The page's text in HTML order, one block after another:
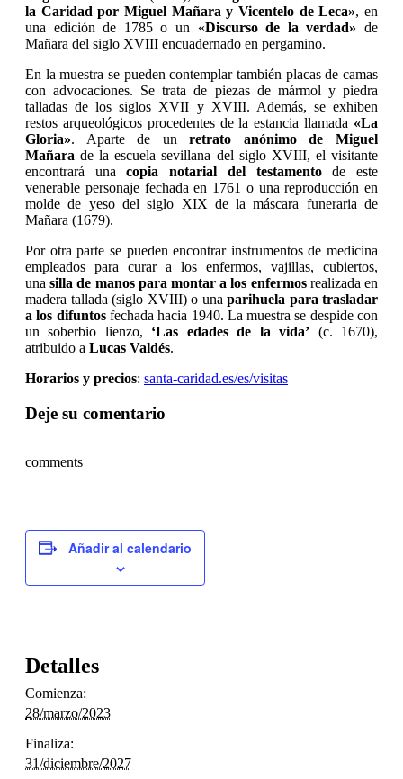
la Caridad por Miguel Mañara y Vicentelo de Leca», en
una edición de 1785 o un «Discurso de la verdad» de
Mañara del siglo XVIII encuadernado en pergamino.
En la muestra se pueden contemplar también placas de camas
con advocaciones. Se trata de piezas de mármol y piedra
talladas de los siglos XVII y XVIII. Además, se exhiben
restos arqueológicos procedentes de la estancia llamada «La
Gloria». Aparte de un retrato anónimo de Miguel
Mañara de la escuela sevillana del siglo XVIII, el visitante
encontrará unacopia notarial del testamentode este
venerable personaje fechada en 1761 o una reproducción en
molde de yeso del siglo XIX de la máscara funeraria de
Mañara (1679).
Por otra parte se pueden encontrar instrumentos de medicina
empleados para curar a los enfermos, vajillas, cubiertos,
una silla de manos para montar a los enfermosrealizada en
madera tallada (siglo XVIII) o una parihuela para trasladar
a los difuntosfechada hacia 1940. La muestra se despide con
un soberbio lienzo, ‘Las edades de la vida’ (c. 1670),
atribuido a Lucas Valdés.
Horarios y precios: santa-caridad.es/es/visitas
Deje su comentario
comments
Añadir al calendario
Detalles
Comienza:
28/marzo/2023
Finaliza:
31/diciembre/2027